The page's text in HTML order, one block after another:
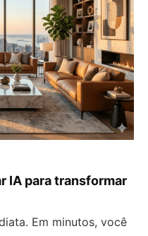
IA para transformar
Em minutos, você